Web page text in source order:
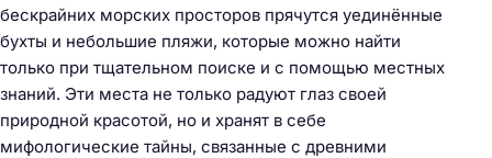
бескрайних морских просторов прячутся уединённые
бухты и небольшие пляжи, которые можно найти
только при тщательном поиске и с помощью местных
знаний. Эти места не только радуют глаз своей
природной красотой, но и хранят в себе
мифологические тайны, связанные с древними